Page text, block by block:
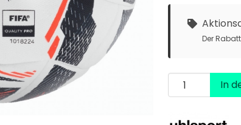
Der Rabatt
In